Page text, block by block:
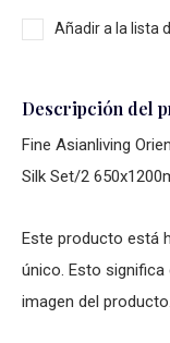
Añadir a la lista
Descripción del
Fine Asianliving
Silk Set/2
Este producto está
único. Esto significa
imagen del producto.